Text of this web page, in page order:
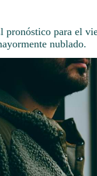
pronóstico para el
nublado.